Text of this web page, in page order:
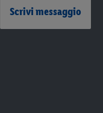
Scrivi messaggio